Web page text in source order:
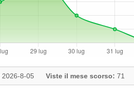
2026-8-05 Viste il mese scorso: 71